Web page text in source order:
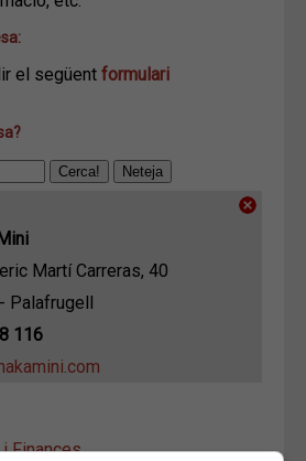
el següent formulari
Martí Carreras, 40
Palafrugell
116
Finances